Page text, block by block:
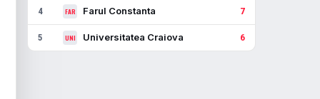
4 FAR Farul Constanta 7
5 UNI Universitatea Craiova 6